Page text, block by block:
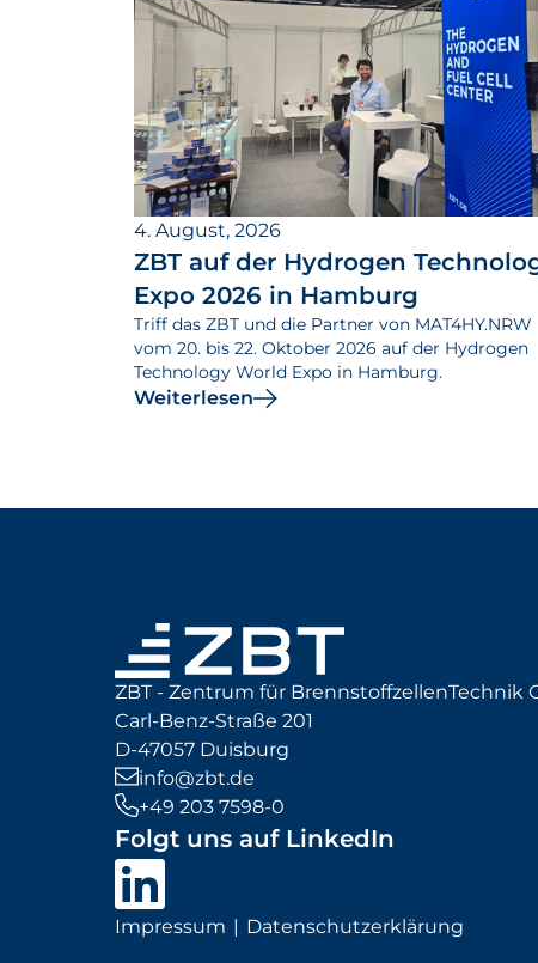
4. August, 2026
ZBT auf der Hydrogen
Expo 2026 in Hamburg
Triff das ZBT und die Partner von MAT4HY.NRW
vom 20. bis 22. Oktober 2026 auf der Hydrogen
Technology World Expo in Hamburg.
Weiterlesen
ZBT - Zentrum für BrennstoffzellenTechnik
Carl-Benz-Straße 201
D-47057 Duisburg
info@zbt.de
+49 203 7598-0
Folgt uns auf LinkedIn
Impressum Datenschutzerklärung